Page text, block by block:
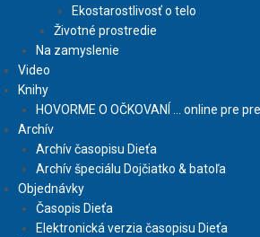
Ekostarostlivosť o telo
Životné prostredie
Na zamyslenie
Video
Knihy
HOVORME O OČKOVANÍ … online pre
Archív
Archív časopisu Dieťa
Archív špeciálu Dojčiatko & batoľa
Objednávky
Časopis Dieťa
Elektronická verzia časopisu Dieťa